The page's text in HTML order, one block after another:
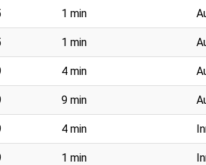
1 min
1 min
4 min
9 min
4 min
1 min